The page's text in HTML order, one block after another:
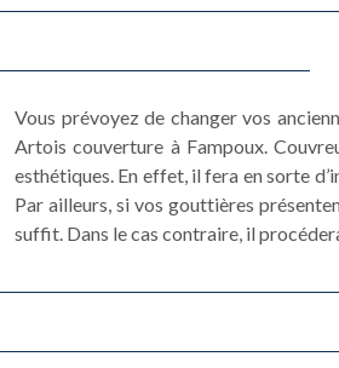
Vous prévoyez de changer vos
Artois couverture à Fampoux.
esthétiques. En effet, il fera en sorte
Par ailleurs, si vos gouttières
suffit. Dans le cas contraire, il